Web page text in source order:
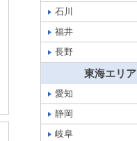
石川
福井
長野
東海エリア
愛知
静岡
岐阜